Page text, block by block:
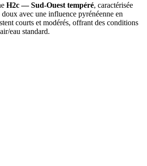
H2c — Sud-Ouest tempéré, caractérisée
avec une influence pyrénéenne en
courts et modérés, offrant des conditions
eau standard.